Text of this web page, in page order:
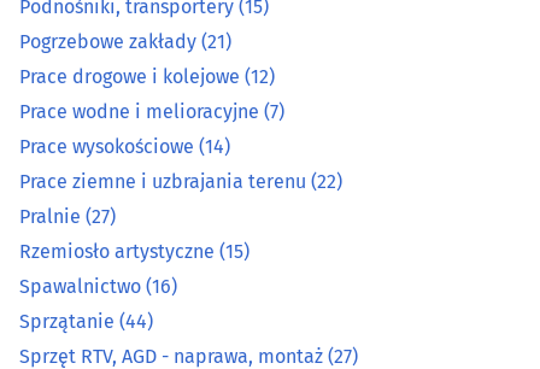
(16)
Organizacja eventów, wesel i bankietów
Ostrzenie narzędzi(3)
Pieczątki(7)
Pisanie, edycja i korekta tekstów
Podnośniki, transportery (15)
Pogrzebowe zakłady (21)
Prace drogowe i kolejowe (12)
Prace wodne i melioracyjne (7)
Prace wysokościowe (14)
Prace ziemne i uzbrajania terenu (22)
Pralnie (27)
Rzemiosło artystyczne (15)
Spawalnictwo (16)
Sprzątanie (44)
Sprzęt RTV, AGD - naprawa, montaż (27)